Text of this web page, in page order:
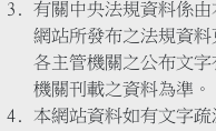
有關中央法規資料係
網站所發布之法規資
各主管機關之公布文
機關刊載之資料為準。
本網站資料如有文字